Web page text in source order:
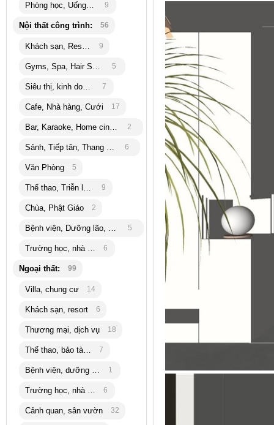
Phòng học, Uống trà 9
Nội thất công trình: 56
Khách sạn, Resort 9
Gyms, Spa, Hair Salon 5
Siêu thị, kinh doanh 7
Cafe, Nhà hàng, Cưới 17
Bar, Karaoke, Home cinema 2
Sảnh, Tiếp tân, Thang máy 6
Văn Phòng 5
Thể thao, Triễn lãm 9
Chùa, Phật Giáo 2
Bệnh viện, Dưỡng lão, bank 5
Trường học, nhà trẻ 6
Ngoại thất: 99
Villa, chung cư 14
Khách sạn, resort 6
Thương mại, dịch vụ 18
Thể thao, bảo tàng 7
Bệnh viện, dưỡng lão 1
Trường học, nhà trẻ 6
Cảnh quan, sân vườn 32